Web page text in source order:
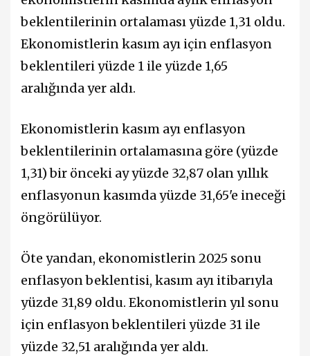
beklentilerinin ortalaması yüzde 1,31 oldu.
Ekonomistlerin kasım ayı için enflasyon
beklentileri yüzde 1 ile yüzde 1,65
aralığında yer aldı.
Ekonomistlerin kasım ayı enflasyon
beklentilerinin ortalamasına göre (yüzde
1,31) bir önceki ay yüzde 32,87 olan yıllık
enflasyonun kasımda yüzde 31,65'e ineceği
öngörülüyor.
Öte yandan, ekonomistlerin 2025 sonu
enflasyon beklentisi, kasım ayı itibarıyla
yüzde 31,89 oldu. Ekonomistlerin yıl sonu
için enflasyon beklentileri yüzde 31 ile
yüzde 32,51 aralığında yer aldı.